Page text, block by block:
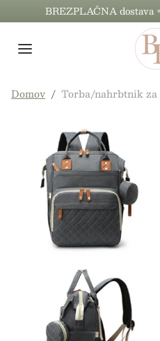
Preskoči na vsebino
BREZPLAČNA dostava
Domov Torba/nahrbtnik za